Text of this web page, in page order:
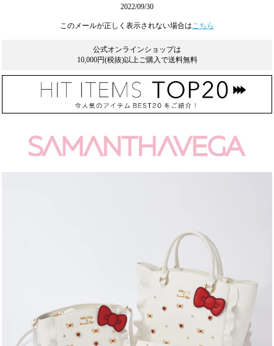
2022/09/30
このメールが正しく表示されない場合はこちら
公式オンラインショップは
10,000円(税抜)以上ご購入で送料無料